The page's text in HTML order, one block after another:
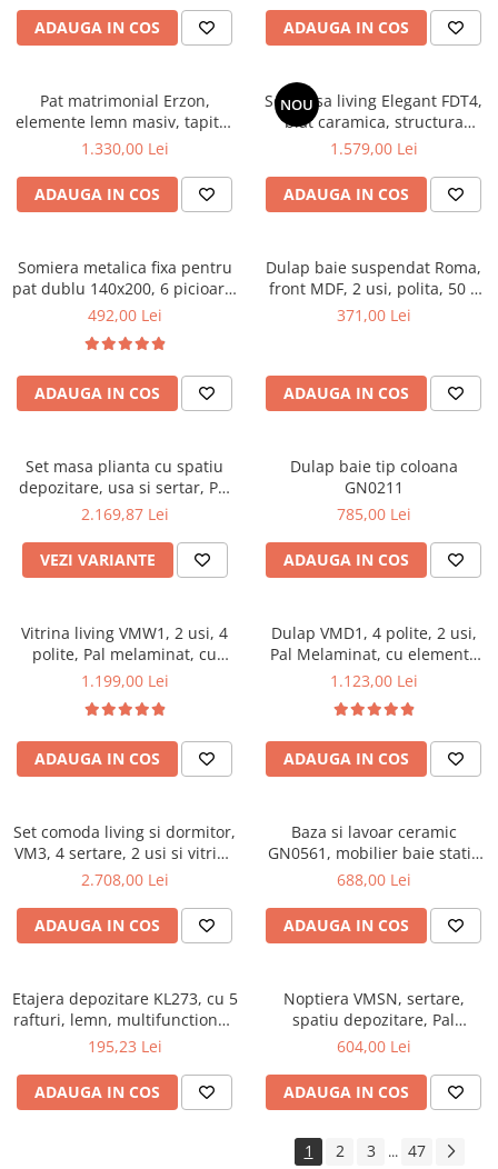
Etajere
Mese gradinita
Scaune gradinita
Set mese si scaune gradinita
Mobilier copii
Scaune birou pentru copii
Saltele patuturi copii
Seturi comode living si dormitor
ADAUGA IN COS
negru
ADAUGA IN COS
Pat matrimonial Erzon,
elemente lemn masiv, tapitat
cu stofa, cu somiera,140x200
1.330,00 Lei
ADAUGA IN COS
NOU
Set masa living Elegant FDT4,
blat caramica, structura
metalica, 140x80x75 cm,
FDC2, tapiterie catifea, 90 kg,
bej
1.579,00 Lei
ADAUGA IN COS
Somiera metalica fixa pentru
pat dublu 140x200, 6 picioare,
32 lamele lemn fag, benzi
negru
492,00 Lei
ADAUGA IN COS
Dulap baie suspendat Roma,
front MDF, 2 usi, polita, 50 x
68 cm, alb
371,00 Lei
ADAUGA IN COS
Set masa plianta cu spatiu
depozitare, usa si sertar, Pal
Melaminat, 160x96x80 cm si 6
cu piele ecologica, nuc
2.169,87 Lei
VEZI VARIANTE
Dulap baie tip coloana
GN0211
785,00 Lei
ADAUGA IN COS
Vitrina living VMW1, 2 usi, 4
polite, Pal melaminat, cu
insertii MDF, Nuc
1.199,00 Lei
ADAUGA IN COS
Dulap VMD1, 4 polite, 2 usi,
Pal Melaminat, cu elemente
din MDF, Nuc
1.123,00 Lei
ADAUGA IN COS
Set comoda living si dormitor,
VM3, 4 sertare, 2 usi si vitrina
suprapozabila VMN4, 2 usi, 2
insertii MDF, Nuc
2.708,00 Lei
ADAUGA IN COS
Baza si lavoar ceramic
GN0561, mobilier baie stativ
50 cm, front MDF, 2 usi, 2
reglabile, alb/antracit
688,00 Lei
ADAUGA IN COS
Etajera depozitare KL273, cu 5
rafturi, lemn, multifunctional,
natur
195,23 Lei
ADAUGA IN COS
Noptiera VMSN, sertare,
spatiu depozitare, Pal
Melaminat, insertii MDF, Nuc
604,00 Lei
ADAUGA IN COS
1 2 3 ... 47